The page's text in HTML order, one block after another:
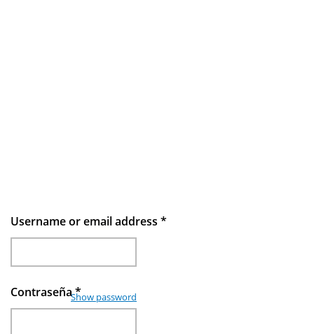
Username or email address *
Contraseña*
Show password